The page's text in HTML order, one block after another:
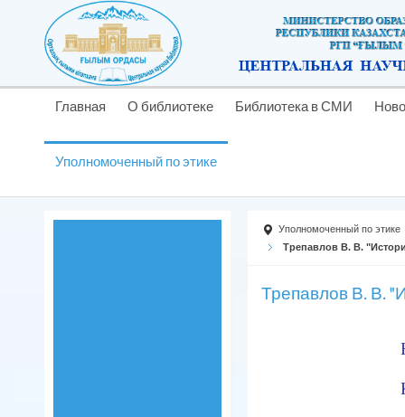
Главная О библиотеке Библиотека в СМИ
Уполномоченный по этике
Уполномоченный по этике
Трепавлов В. В.
Трепавлов В. В.